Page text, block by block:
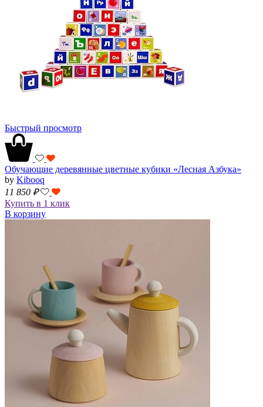
Быстрый просмотр
Обучающие деревянные цветные кубики «Лесная Азбука»
by Kibooq
11 850 ₽
Купить в 1 клик
В корзину